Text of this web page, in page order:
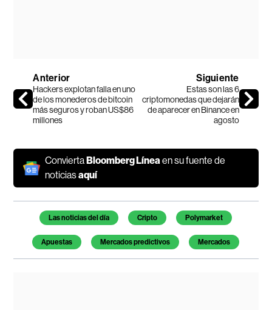
Anterior
Hackers explotan falla en uno
de los monederos de bitcoin
más seguros y roban US$86
millones
Siguiente
Estas son las 6
criptomonedas que dejarán
de aparecer en Binance en
agosto
Convierta Bloomberg Líneaen su fuente de
noticiasaquí
Temas de este artículo
Las noticias del día Cripto Polymarket
Apuestas Mercados predictivos Mercados